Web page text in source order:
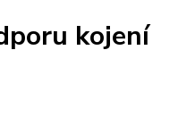
kojení